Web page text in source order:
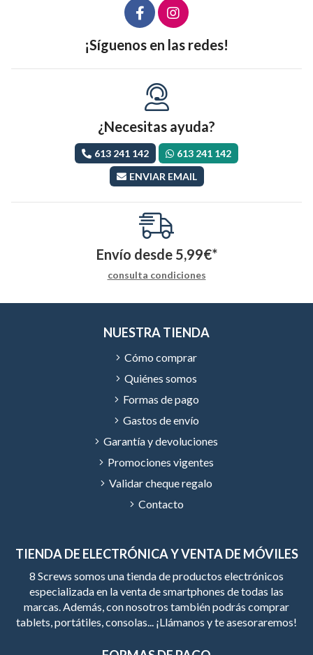
¡Síguenos en las redes!
¿Necesitas ayuda?
613 241 142
613 241 142
ENVIAR EMAIL
Envío desde 5,99€*
consulta condiciones
TIENDA DE ELECTRÓNICA Y VENTA DE MÓVILES
8 Screws somos una tienda de productos electrónicos
especializada en la venta de smartphones de todas las
marcas. Además, con nosotros también podrás comprar
tablets, portátiles, consolas... ¡Llámanos y te asesoraremos!
NUESTRA TIENDA
Cómo comprar
Quiénes somos
Formas de pago
Gastos de envío
Garantía y devoluciones
Promociones vigentes
Validar cheque regalo
Contacto